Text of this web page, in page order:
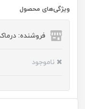
ویژگی‌های محصول
فروشنده:
ناموجود